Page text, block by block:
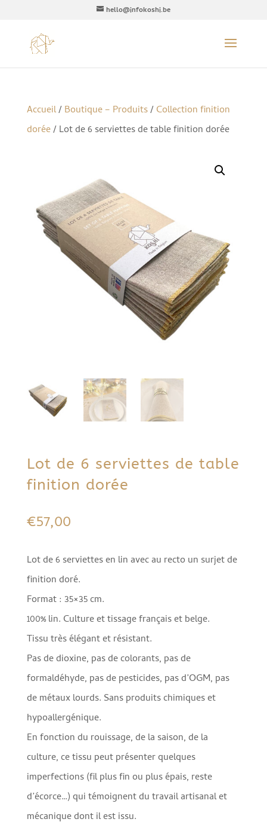
hello@infokoshi.be
Accueil/Boutique – Produits/Collection finition
dorée/ Lot de 6 serviettes de table finition dorée
Lot de 6 serviettes de table
finition dorée
€57,00
Lot de 6 serviettes en lin avec au recto un surjet de
finition doré.
Format : 35×35 cm.
100% lin. Culture et tissage français et belge.
Tissu très élégant et résistant.
Pas de dioxine, pas de colorants, pas de
formaldéhyde, pas de pesticides, pas d’OGM, pas
de métaux lourds. Sans produits chimiques et
hypoallergénique.
En fonction du rouissage, de la saison, de la
culture, ce tissu peut présenter quelques
imperfections (fil plus fin ou plus épais, reste
d’écorce…) qui témoignent du travail artisanal et
mécanique dont il est issu.